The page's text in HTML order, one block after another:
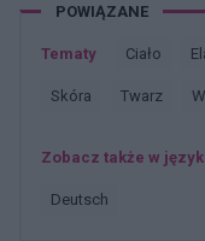
POWIĄZANE
Tematy Ciało
Skóra Twarz
Zobacz także w
deutsch